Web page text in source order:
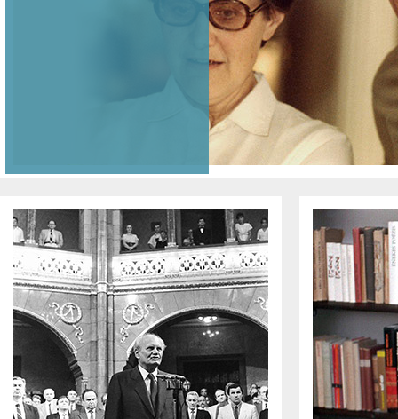
BESZÉDEK
ÚJÉVI BESZÉDEK
IDÉZETEK
GÖNCZ ÁRPÁD
MŰVEI
GÖNCZ ÁRPÁD
MŰFORDÍTÁSAI